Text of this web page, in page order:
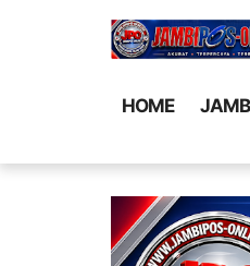
HOME